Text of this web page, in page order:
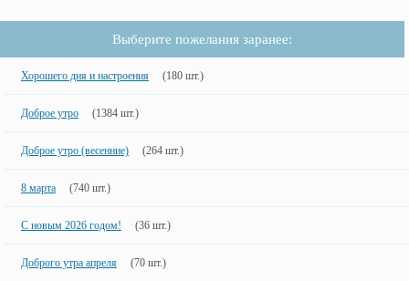
Выберите пожелания заранее:
Хорошего дня и настроения (180 шт.)
Доброе утро (1384 шт.)
Доброе утро (весенние) (264 шт.)
8 марта (740 шт.)
С новым 2026 годом! (36 шт.)
Доброго утра апреля (70 шт.)